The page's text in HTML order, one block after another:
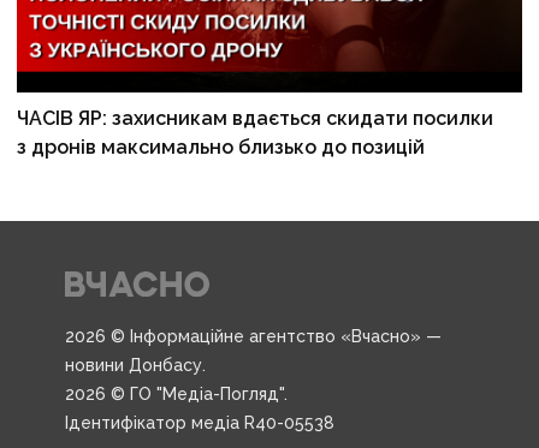
ЧАСІВ ЯР: захисникам вдається скидати посилки
з дронів максимально близько до позицій
2026 © Інформаційне агентство «Вчасно» —
новини Донбасу.
2026 © ГО "Медіа-Погляд".
Ідентифікатор медіа R40-05538